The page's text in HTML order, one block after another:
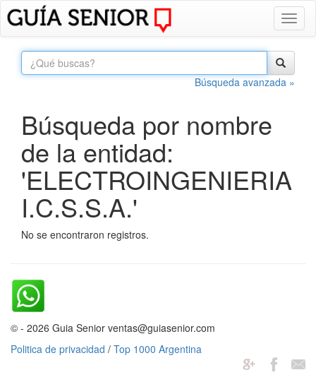
Búsqueda avanzada »
Búsqueda por nombre
de la entidad:
'ELECTROINGENIERIA
I.C.S.S.A.'
No se encontraron registros.
© - 2026 Guia Senior ventas@guiasenior.com
Politica de privacidad / Top 1000 Argentina